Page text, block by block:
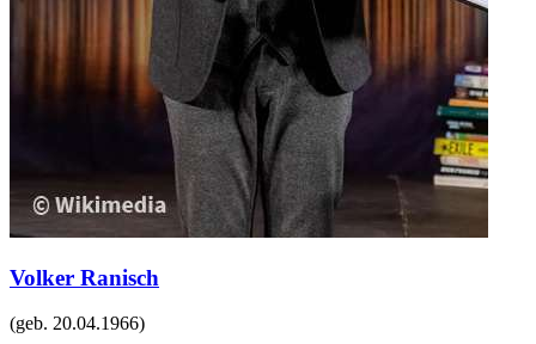
Volker Ranisch
(geb. 20.04.1966)